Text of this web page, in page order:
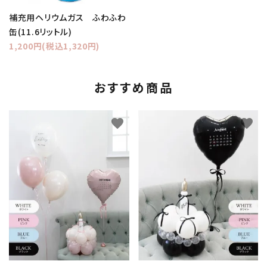
補充用ヘリウムガス ふわふわ
缶(11.6リットル)
1,200円(税込1,320円)
おすすめ商品
favorite favorite